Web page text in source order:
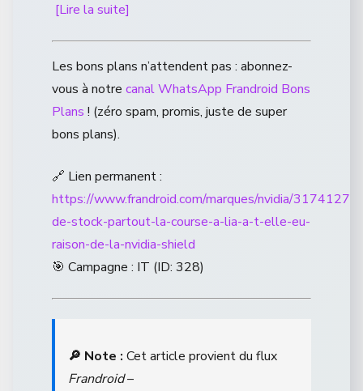
[Lire la suite]
Les bons plans n’attendent pas : abonnez-
vous à notre canal WhatsApp Frandroid Bons
Plans ! (zéro spam, promis, juste de super
bons plans).
🔗 Lien permanent :
https://www.frandroid.com/marques/nvidia/
de-stock-partout-la-course-a-lia-a-t-elle-eu-
raison-de-la-nvidia-shield
🎯 Campagne : IT (ID: 328)
🔎 Note : Cet article provient du flux
Frandroid–